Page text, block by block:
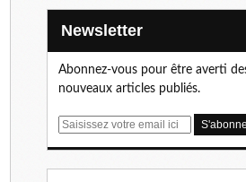
Newsletter
Abonnez-vous pour être averti
nouveaux articles publiés.
E